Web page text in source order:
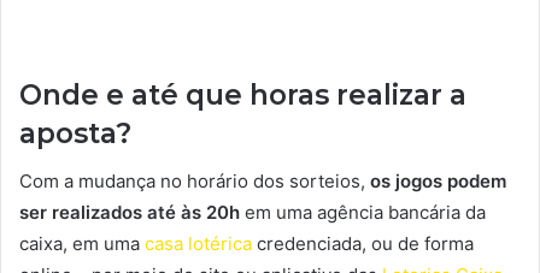
Onde e até que horas realizar a
aposta?
Com a mudança no horário dos sorteios, os jogos podem
ser realizados até às 20h em uma agência bancária da
caixa, em uma casa lotérica credenciada, ou de forma